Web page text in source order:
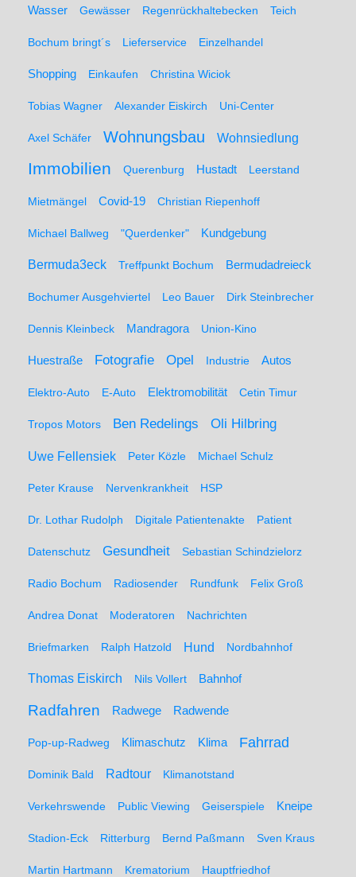
Wasser Gewässer Regenrückhaltebecken Teich
Bochum bringt´s Lieferservice Einzelhandel
Shopping Einkaufen Christina Wiciok
Tobias Wagner Alexander Eiskirch Uni-Center
Axel Schäfer Wohnungsbau Wohnsiedlung
Immobilien Querenburg Hustadt Leerstand
Mietmängel Covid-19 Christian Riepenhoff
Michael Ballweg "Querdenker" Kundgebung
Bermuda3eck Treffpunkt Bochum Bermudadreieck
Bochumer Ausgehviertel Leo Bauer Dirk Steinbrecher
Dennis Kleinbeck Mandragora Union-Kino
Huestraße Fotografie Opel Industrie Autos
Elektro-Auto E-Auto Elektromobilität Cetin Timur
Tropos Motors Ben Redelings Oli Hilbring
Uwe Fellensiek Peter Közle Michael Schulz
Peter Krause Nervenkrankheit HSP
Dr. Lothar Rudolph Digitale Patientenakte Patient
Datenschutz Gesundheit Sebastian Schindzielorz
Radio Bochum Radiosender Rundfunk Felix Groß
Andrea Donat Moderatoren Nachrichten
Briefmarken Ralph Hatzold Hund Nordbahnhof
Thomas Eiskirch Nils Vollert Bahnhof
Radfahren Radwege Radwende
Pop-up-Radweg Klimaschutz Klima Fahrrad
Dominik Bald Radtour Klimanotstand
Verkehrswende Public Viewing Geiserspiele Kneipe
Stadion-Eck Ritterburg Bernd Paßmann Sven Kraus
Martin Hartmann Krematorium Hauptfriedhof